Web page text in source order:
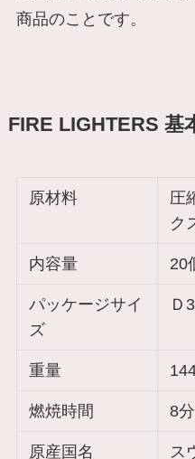
商品のことです。
FIRE LIGHTERS 基
原材料
圧
ク
内容量 20
パッケージサイ
ズ
Ｄ
重量
燃焼時間 8分
原産国名 ス